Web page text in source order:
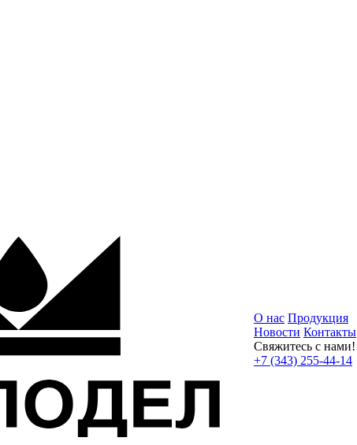
О нас Продукция
Новости Контакты
Свяжитесь с нами!
+7 (343) 255-44-14